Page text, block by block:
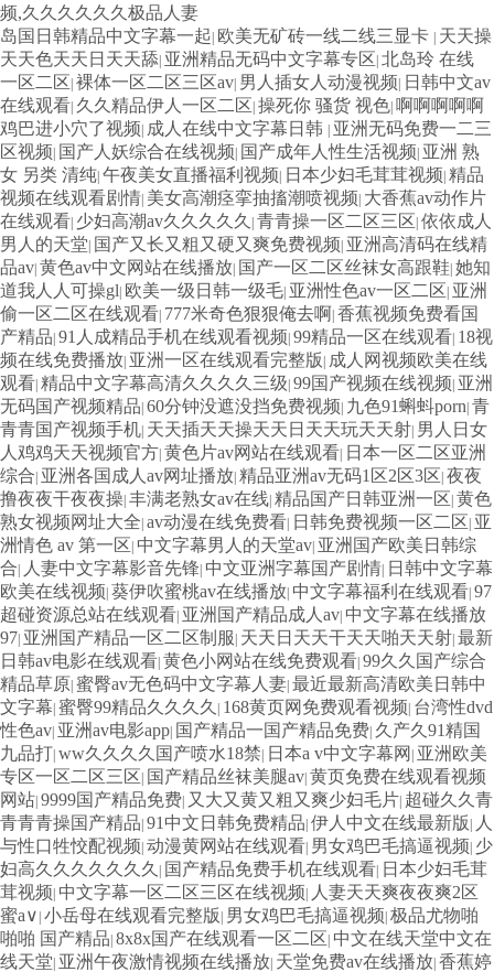
频,久久久久久久极品人妻
岛国日韩精品中文字幕一起| 欧美无矿砖一线二线三显卡 | 天天操
天天色天天日天天舔| 亚洲精品无码中文字幕专区| 北岛玲 在线
一区二区| 裸体一区二区三区av| 男人插女人动漫视频| 日韩中文av
在线观看| 久久精品伊人一区二区| 操死你 骚货 视色| 啊啊啊啊啊
鸡巴进小穴了视频| 成人在线中文字幕日韩 | 亚洲无码免费一二三
区视频| 国产人妖综合在线视频| 国产成年人性生活视频| 亚洲 熟
女 另类 清纯| 午夜美女直播福利视频| 日本少妇毛茸茸视频| 精品
视频在线观看剧情| 美女高潮痉挛抽搐潮喷视频| 大香蕉av动作片
在线观看| 少妇高潮av久久久久久 | 青青操一区二区三区| 依依成人
男人的天堂| 国产又长又粗又硬又爽免费视频| 亚洲高清码在线精
品av| 黄色av中文网站在线播放| 国产一区二区丝袜女高跟鞋| 她知
道我人人可操gl| 欧美一级日韩一级毛| 亚洲性色av一区二区| 亚洲
偷一区二区在线观看| 777米奇色狠狠俺去啊| 香蕉视频免费看国
产精品| 91人成精品手机在线观看视频| 99精品一区在线观看| 18视
频在线免费播放| 亚洲一区在线观看完整版 | 成人网视频欧美在线
观看| 精品中文字幕高清久久久久三级| 99国产视频在线视频| 亚洲
无码国产视频精品| 60分钟没遮没挡免费视频| 九色91蝌蚪porn| 青
青青国产视频手机| 天天插天天操天天日天天玩天天射| 男人日女
人鸡鸡天天视频官方| 黄色片av网站在线观看| 日本一区二区亚洲
综合| 亚洲各国成人av网址播放| 精品亚洲av无码1区2区3区| 夜夜
撸夜夜干夜夜操| 丰满老熟女av在线| 精品国产日韩亚洲一区| 黄色
熟女视频网址大全| av动漫在线免费看| 日韩免费视频一区二区| 亚
洲情色 av 第一区| 中文字幕男人的天堂av| 亚洲国产欧美日韩综
合| 人妻中文字幕影音先锋| 中文亚洲字幕国产剧情| 日韩中文字幕
欧美在线视频| 葵伊吹蜜桃av在线播放| 中文字幕福利在线观看| 97
超碰资源总站在线观看| 亚洲国产精品成人av| 中文字幕在线播放
97| 亚洲国产精品一区二区制服 | 天天日天天干天天啪天天射| 最新
日韩av电影在线观看| 黄色小网站在线免费观看| 99久久国产综合
精品草原| 蜜臀av无色码中文字幕人妻| 最近最新高清欧美日韩中
文字幕| 蜜臀99精品久久久久 | 168黄页网免费观看视频| 台湾性dvd
性色av| 亚洲av电影app| 国产精品一国产精品免费| 久产久91精国
九品打| ww久久久久国产喷水18禁| 日本a v中文字幕网 | 亚洲欧美
专区一区二区三区| 国产精品丝袜美腿av| 黄页免费在线观看视频
网站| 9999国产精品免费| 又大又黄又粗又爽少妇毛片| 超碰久久青
青青青操国产精品| 91中文日韩免费精品| 伊人中文在线最新版 | 人
与性口牲恔配视频| 动漫黄网站在线观看| 男女鸡巴毛搞逼视频| 少
妇高久久久久久久久 | 国产精品免费手机在线观看| 日本少妇毛茸
茸视频| 中文字幕一区二区三区在线视频| 人妻天天爽夜夜爽2区
蜜a∨ | 小岳母在线观看完整版 | 男女鸡巴毛搞逼视频| 极品尤物啪
啪啪 国产精品| 8x8x国产在线观看一区二区| 中文在线天堂中文在
线天堂| 亚洲午夜激情视频在线播放| 天堂免费av在线播放| 香蕉婷